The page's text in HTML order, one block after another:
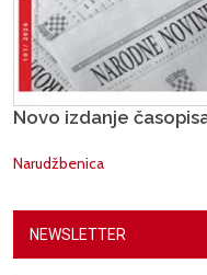
Novo izdanje
Narudžbenica
NEWSLETTER